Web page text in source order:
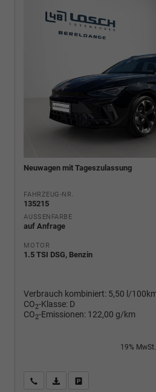
Neuwagen mit Tageszulassung
FAHRZEUG-NR.
135215
AUSSENFARBE
auf Anfrage
MOTOR
1.5 TSI DSG, Benzin
Verbrauch kombiniert: 5,50 l/
CO2-Klasse: D
CO2-Emissionen: 122,00 g/km
19%
Wir rufen Sie anPDF-Fahrzeugexposé drucken